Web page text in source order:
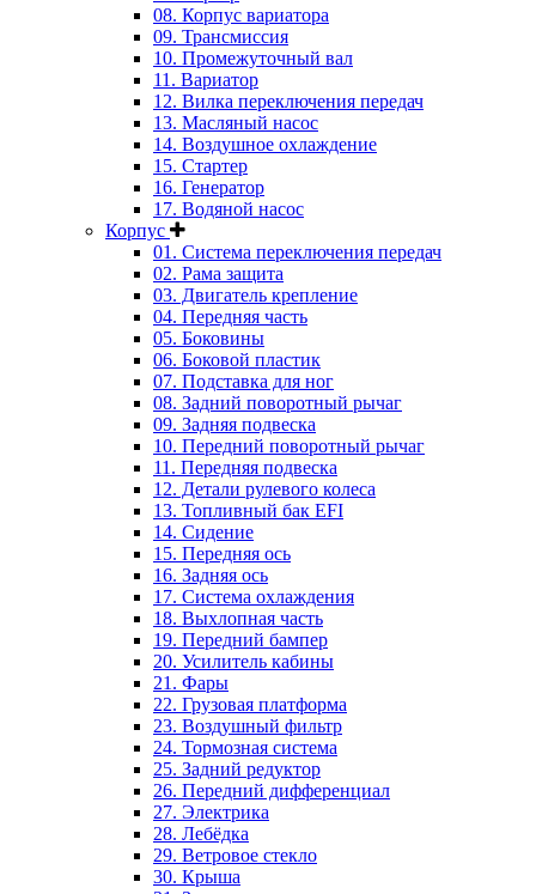
08. Корпус вариатора
09. Трансмиссия
10. Промежуточный вал
11. Вариатор
12. Вилка переключения передач
13. Масляный насос
14. Воздушное охлаждение
15. Стартер
16. Генератор
17. Водяной насос
Корпус
01. Система переключения передач
02. Рама защита
03. Двигатель крепление
04. Передняя часть
05. Боковины
06. Боковой пластик
07. Подставка для ног
08. Задний поворотный рычаг
09. Задняя подвеска
10. Передний поворотный рычаг
11. Передняя подвеска
12. Детали рулевого колеса
13. Топливный бак EFI
14. Сидение
15. Передняя ось
16. Задняя ось
17. Система охлаждения
18. Выхлопная часть
19. Передний бампер
20. Усилитель кабины
21. Фары
22. Грузовая платформа
23. Воздушный фильтр
24. Тормозная система
25. Задний редуктор
26. Передний дифференциал
27. Электрика
28. Лебёдка
29. Ветровое стекло
30. Крыша